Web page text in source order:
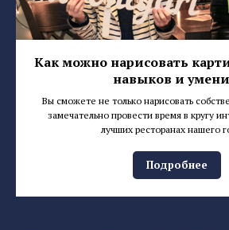
Как можно нарисовать
навыков и
Вы сможете не только нарисовать
замечательно провести время в кругу
лучших ресторанах нашего
Подробнее